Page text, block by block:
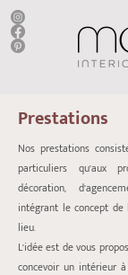
Prestations
Nos prestations
particuliers qu’aux
décoration,
intégrant le concept
lieu.
L’idée est de vous
concevoir un intérieur